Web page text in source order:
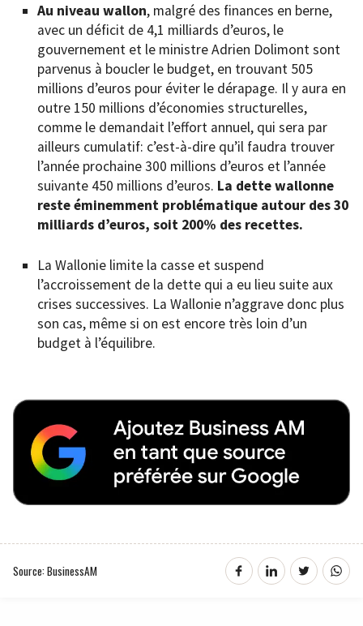
Au niveau wallon, malgré des finances en berne,
avec un déficit de 4,1 milliards d’euros, le
gouvernement et le ministre Adrien Dolimont sont
parvenus à boucler le budget, en trouvant 505
millions d’euros pour éviter le dérapage. Il y aura en
outre 150 millions d’économies structurelles,
comme le demandait l’effort annuel, qui sera par
ailleurs cumulatif: c’est-à-dire qu’il faudra trouver
l’année prochaine 300 millions d’euros et l’année
suivante 450 millions d’euros. La dette wallonne
reste éminemment problématique autour des 30
milliards d’euros, soit 200% des recettes.
La Wallonie limite la casse et suspend
l’accroissement de la dette qui a eu lieu suite aux
crises successives. La Wallonie n’aggrave donc plus
son cas, même si on est encore très loin d’un
budget à l’équilibre.
Source: BusinessAM